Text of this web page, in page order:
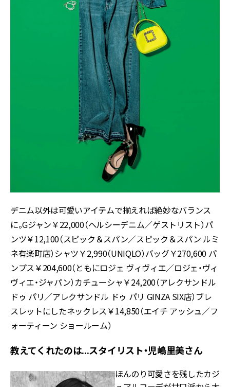
デニム以外は可愛いアイテムで揃えれば絶妙なバランス
に。Gジャン￥22,000（ヘルシーデニム／ゲストリスト）パ
ンツ￥12,100（スピック＆スパン／スピック＆スパン ルミ
ネ有楽町店）シャツ￥2,990（UNIQLO）バッグ￥270,600 パ
ンプス￥204,600（ともにロジェ ヴィヴィエ／ロジェ・ヴィ
ヴィエ・ジャパン）カチューシャ￥24,200（アレクサンドル
ドゥ パリ／アレクサンドル ドゥ パリ GINZA SIX店）ブレ
スレットにしたネックレス￥14,850（エイチ アッシュ／フ
ォーティーン ショールーム）
教えてくれたのは...スタイリスト・児嶋里美さん
ほんのり可愛さを残したカジ